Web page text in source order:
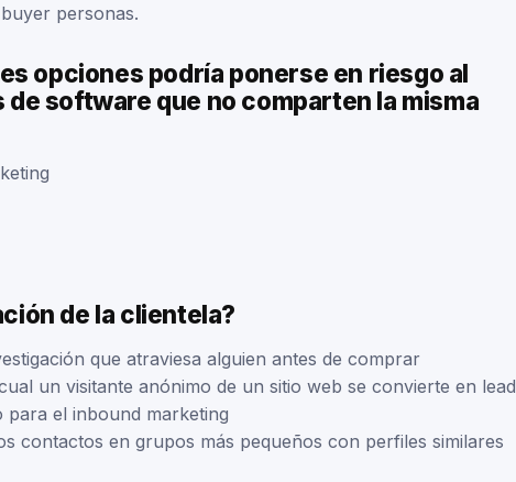
personas.
opciones podría ponerse en riesgo al
software que no comparten la misma
de la clientela?
que atraviesa alguien antes de comprar
un visitante anónimo de un sitio web se convierte en lead
el inbound marketing
contactos en grupos más pequeños con perfiles similares